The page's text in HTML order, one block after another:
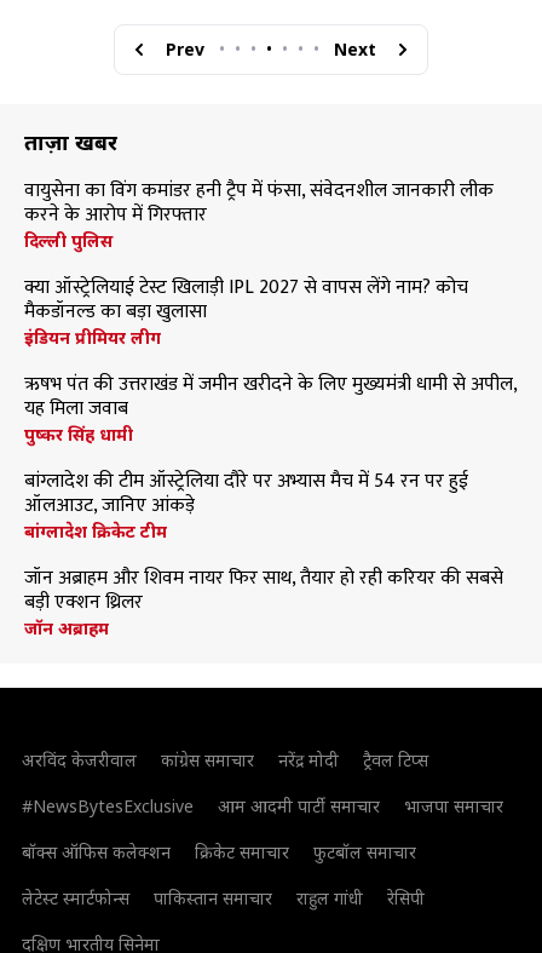
Prev • • • • • • • Next
ताज़ा खबरें
वायुसेना का विंग कमांडर हनी ट्रैप में फंसा, संवेदनशील जानकारी लीक
करने के आरोप में गिरफ्तार
दिल्ली पुलिस
क्या ऑस्ट्रेलियाई टेस्ट खिलाड़ी IPL 2027 से वापस लेंगे नाम? कोच
मैकडॉनल्ड का बड़ा खुलासा
इंडियन प्रीमियर लीग
ऋषभ पंत की उत्तराखंड में जमीन खरीदने के लिए मुख्यमंत्री धामी से अपील,
यह मिला जवाब
पुष्कर सिंह धामी
बांग्लादेश की टीम ऑस्ट्रेलिया दौरे पर अभ्यास मैच में 54 रन पर हुई
ऑलआउट, जानिए आंकड़े
बांग्लादेश क्रिकेट टीम
जॉन अब्राहम और शिवम नायर फिर साथ, तैयार हो रही करियर की सबसे
बड़ी एक्शन थ्रिलर
जॉन अब्राहम
अरविंद केजरीवाल कांग्रेस समाचार नरेंद्र मोदी
ट्रैवल टिप्स
#NewsBytesExclusive
आम आदमी पार्टी समाचार
भाजपा समाचार
बॉक्स ऑफिस कलेक्शन
क्रिकेट समाचार
फुटबॉल समाचार
लेटेस्ट स्मार्टफोन्स
पाकिस्तान समाचार राहुल गांधी
रेसिपी
दक्षिण भारतीय सिनेमा